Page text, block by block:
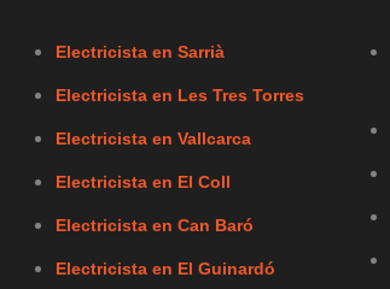
Electricista en Sarrià
Electricista en Les Tres Torres
Electricista en Vallcarca
Electricista en El Coll
Electricista en Can Baró
Electricista en El Guinardó